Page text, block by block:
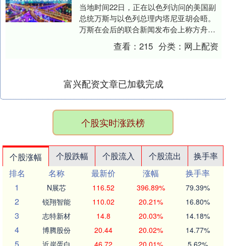
当地时间22日，正在以色列访问的美国副
总统万斯与以色列总理内塔尼亚胡会晤。
万斯在会后的联合新闻发布会上称方舟配
资，维持加沙停火“并不容易”，美以双方正
展开密集会....查看：215 分类： 网上配资
富兴配资文章已加载完成
个股实时涨跌榜
个股涨幅 个股跌幅 个股流入 个股流出
换手率
排名
名称 最新价 涨幅
换手率
1
N展芯 116.52 396.89% 79.39%
2 锐翔智能 110.02 20.21% 16.80%
3 志特新材 14.8 20.03% 14.18%
4 博腾股份 20.44 20.02% 14.77%
近岸蛋白 46.72 20.01% 5.62%